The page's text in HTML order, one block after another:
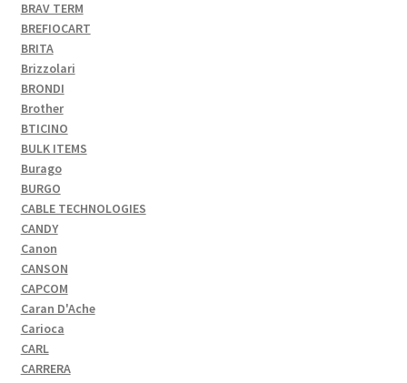
BRAV TERM
BREFIOCART
BRITA
Brizzolari
BRONDI
Brother
BTICINO
BULK ITEMS
Burago
BURGO
CABLE TECHNOLOGIES
CANDY
Canon
CANSON
CAPCOM
Caran D'Ache
Carioca
CARL
CARRERA